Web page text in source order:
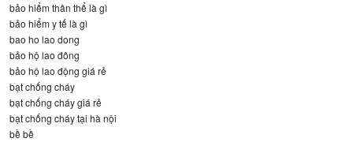
bảo hiểm thân thể là gì
bảo hiểm y tế là gì
bao ho lao dong
bảo hộ lao đông
bảo hộ lao động giá rẻ
bạt chống cháy
bạt chống cháy giá rẻ
bạt chống cháy tại hà nội
bề bề